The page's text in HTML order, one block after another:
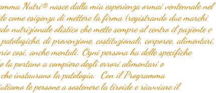
Nutri® nasce dalla mia esperienza ormai ventennale nel
come esigenza di mettere la firma (registrando due marchi
nutrizionale olistico che mette sempre al centro il paziente e
di prevenzione, costituzionali, corporee, alimentari,
così, anche mentali. Ogni persona ha delle specifiche
la portano a compiere degli errori alimentari e
instaurano la patologia.  Con il Programma
le persone a sostenere la tiroide e riavviare il